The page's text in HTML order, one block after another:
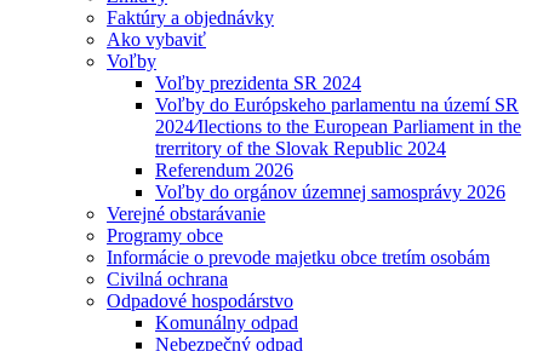
Faktúry a objednávky
Ako vybaviť
Voľby
Voľby prezidenta SR 2024
Voľby do Európskeho parlamentu na území SR
2024⁄Ilections to the European Parliament in the
trerritory of the Slovak Republic 2024
Referendum 2026
Voľby do orgánov územnej samosprávy 2026
Verejné obstarávanie
Programy obce
Informácie o prevode majetku obce tretím osobám
Civilná ochrana
Odpadové hospodárstvo
Komunálny odpad
Nebezpečný odpad